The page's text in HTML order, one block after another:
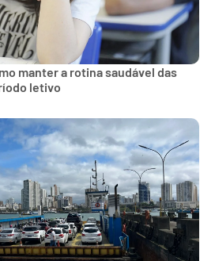
manter a rotina saudável das
letivo